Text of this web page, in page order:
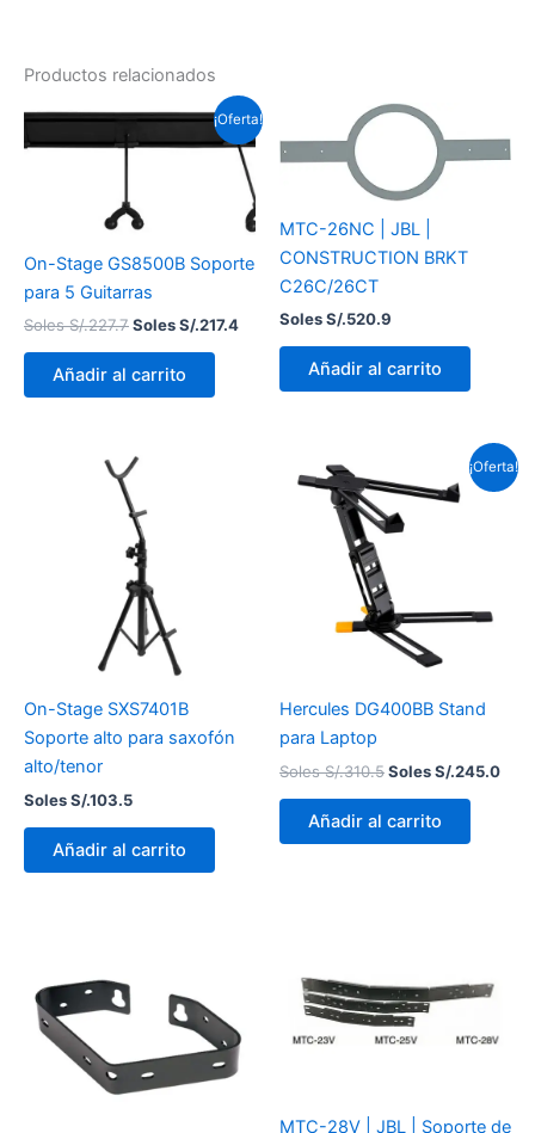
Productos relacionados
¡Oferta!
On-Stage GS8500B Soporte
para 5 Guitarras
Soles S/.227.7
El
original
S/.227.7.
Soles S/.217.4
El
precio
actual
es:
Soles
S/.217.4.
Añadir al carrito
MTC-26NC | JBL |
CONSTRUCTION BRKT
C26C/26CT
Soles S/.520.9
Añadir al carrito
On-Stage SXS7401B
Soporte alto para saxofón
alto/tenor
Soles S/.103.5
Añadir al carrito
¡Oferta!
Hercules DG400BB Stand
para Laptop
Soles S/.310.5
precio
original
era:
Soles
Soles S/.245.0
El
Añadir al carrito
MTC-28V | JBL | Soporte de